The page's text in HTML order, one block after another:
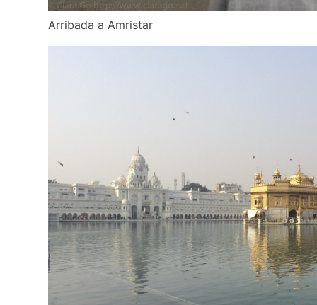
Arribada a Amristar